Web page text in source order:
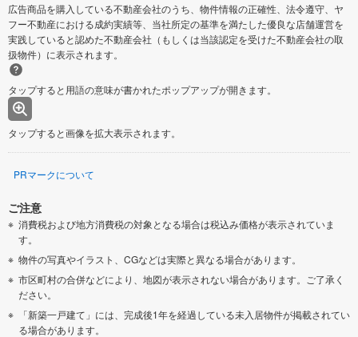
広告商品を購入している不動産会社のうち、物件情報の正確性、法令遵守、ヤ
フー不動産における成約実績等、当社所定の基準を満たした優良な店舗運営を
実践していると認めた不動産会社（もしくは当該認定を受けた不動産会社の取
扱物件）に表示されます。
タップすると用語の意味が書かれたポップアップが開きます。
タップすると画像を拡大表示されます。
PRマークについて
ご注意
消費税および地方消費税の対象となる場合は税込み価格が表示されていま
す。
物件の写真やイラスト、CGなどは実際と異なる場合があります。
市区町村の合併などにより、地図が表示されない場合があります。ご了承く
ださい。
「新築一戸建て」には、完成後1年を経過している未入居物件が掲載されてい
る場合があります。